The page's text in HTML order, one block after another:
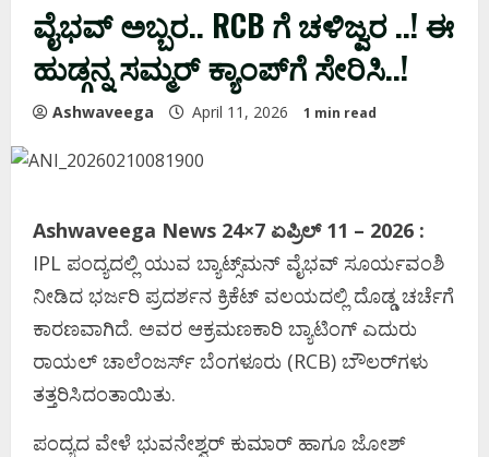
ವೈಭವ್‌ ಅಬ್ಬರ.. RCB ಗೆ ಚಳಿಜ್ವರ ..! ಈ
ಹುಡ್ಗನ್ನ ಸಮ್ಮರ್‌ ಕ್ಯಾಂಪ್‌ಗೆ ಸೇರಿಸಿ..!
Ashwaveega April 11, 2026 1 min read
Ashwaveega News 24×7 ಏಪ್ರಿಲ್‌ 11 – 2026 :
IPL ಪಂದ್ಯದಲ್ಲಿ ಯುವ ಬ್ಯಾಟ್ಸ್‌ಮನ್ ವೈಭವ್ ಸೂರ್ಯವಂಶಿ
ನೀಡಿದ ಭರ್ಜರಿ ಪ್ರದರ್ಶನ ಕ್ರಿಕೆಟ್ ವಲಯದಲ್ಲಿ ದೊಡ್ಡ ಚರ್ಚೆಗೆ
ಕಾರಣವಾಗಿದೆ. ಅವರ ಆಕ್ರಮಣಕಾರಿ ಬ್ಯಾಟಿಂಗ್ ಎದುರು
ರಾಯಲ್ ಚಾಲೆಂಜರ್ಸ್ ಬೆಂಗಳೂರು (RCB) ಬೌಲರ್‌ಗಳು
ತತ್ತರಿಸಿದಂತಾಯಿತು.
ಪಂದ್ಯದ ವೇಳೆ ಭುವನೇಶ್ವರ್ ಕುಮಾರ್ ಹಾಗೂ ಜೋಶ್